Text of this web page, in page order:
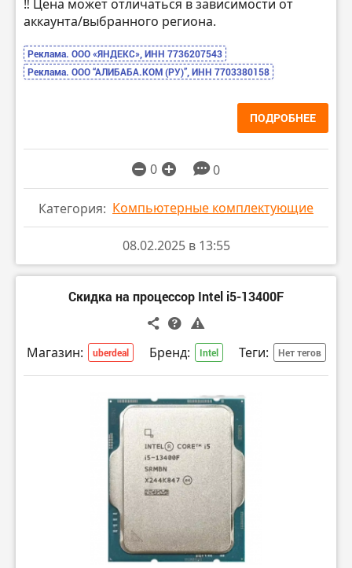
‼️ Цена может отличаться в зависимости от
аккаунта/выбранного региона.
Реклама. ООО «ЯНДЕКС», ИНН 7736207543
Реклама. ООО “АЛИБАБА.КОМ (РУ)”, ИНН 7703380158
ПОДРОБНЕЕ
0 0
Категория: Компьютерные комплектующие
08.02.2025 в 13:55
Скидка на процессор Intel i5-13400F
Магазин: uberdeal Бренд: Intel Теги: Нет тегов